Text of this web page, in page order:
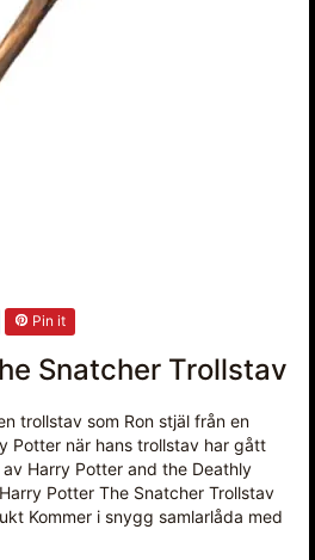
Pin it
Snatcher Trollstav
trollstav som Ron stjäl från en
Potter när hans trollstav har gått
Harry Potter and the Deathly
Potter The Snatcher Trollstav
Kommer i snygg samlarlåda med